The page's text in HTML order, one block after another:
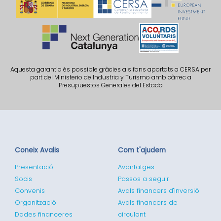
Aquesta garantia és possible gràcies als fons aportats a CERSA per
part del Ministerio de Industria y Turismo amb càrrec a
Presupuestos Generales del Estado
Coneix Avalis
Presentació
Socis
Convenis
Organització
Dades financeres
Com t'ajudem
Avantatges
Passos a seguir
Avals financers d'inversió
Avals financers de
circulant